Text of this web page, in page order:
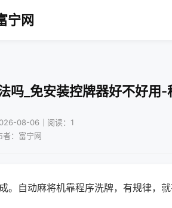
宁网
吗_免安装控牌器好不好用-
08-06｜阅读：1
者：富宁网
。自动麻将机靠程序洗牌，有规律，